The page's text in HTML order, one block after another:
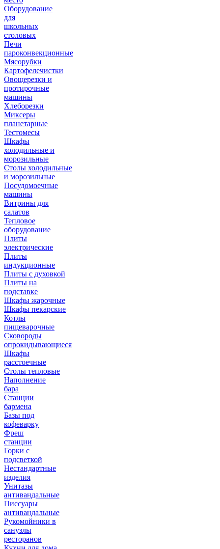
Оборудование
для
школьных
столовых
Печи
пароконвекционные
Мясорубки
Картофелечистки
Овощерезки и
протирочные
машины
Хлеборезки
Миксеры
планетарные
Тестомесы
Шкафы
холодильные и
морозильные
Столы холодильные
и морозильные
Посудомоечные
машины
Витрины для
салатов
Тепловое
оборудование
Плиты
электрические
Плиты
индукционные
Плиты с духовкой
Плиты на
подставке
Шкафы жарочные
Шкафы пекарские
Котлы
пищеварочные
Сковороды
опрокидывающиеся
Шкафы
расстоечные
Столы тепловые
Наполнение
бара
Станции
бармена
Базы под
кофеварку
Фреш
станции
Горки с
подсветкой
Нестандартные
изделия
Унитазы
антивандальные
Писсуары
антивандальные
Рукомойники в
санузлы
ресторанов